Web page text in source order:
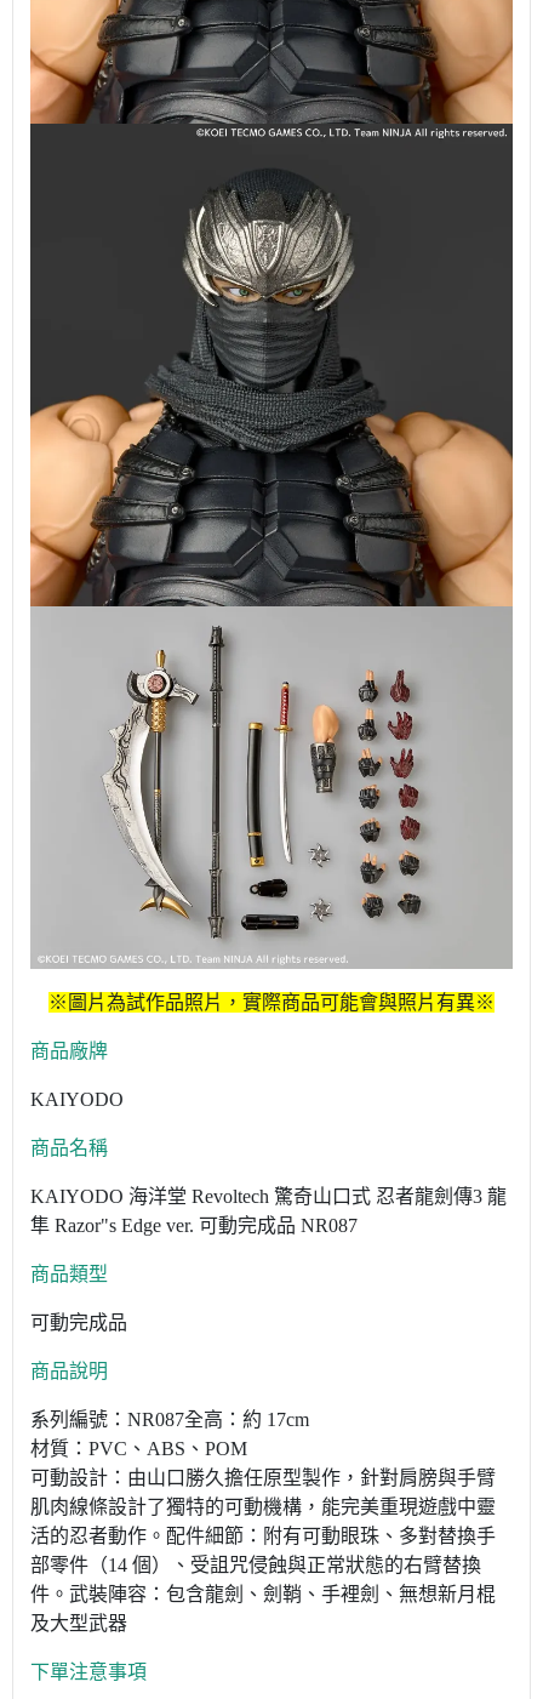
※圖片為試作品照片，實際商品可能會與照片有異※
商品廠牌
KAIYODO
商品名稱
KAIYODO 海洋堂 Revoltech 驚奇山口式 忍者龍劍傳3 龍
隼 Razor"s Edge ver. 可動完成品 NR087
商品類型
可動完成品
商品說明
系列編號：NR087全高：約 17cm
材質：PVC、ABS、POM
可動設計：由山口勝久擔任原型製作，針對肩膀與手臂
肌肉線條設計了獨特的可動機構，能完美重現遊戲中靈
活的忍者動作。配件細節：附有可動眼珠、多對替換手
部零件（14 個）、受詛咒侵蝕與正常狀態的右臂替換
件。武裝陣容：包含龍劍、劍鞘、手裡劍、無想新月棍
及大型武器
下單注意事項